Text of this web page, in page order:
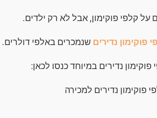
על קלפי פוקימון, אבל לא רק ילדים.
פוקימון נדירים שנמכרים באלפי דולרים.
נדירים במיוחד כנסו לכאן:
פוקימון נדירים למכירה